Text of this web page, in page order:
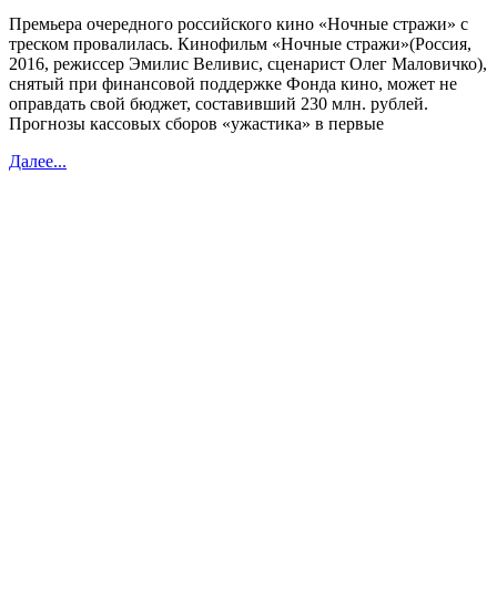
Премьера очередного российского кино «Ночные стражи» с
треском провалилась. Кинофильм «Ночные стражи»(Россия,
2016, режиссер Эмилис Веливис, сценарист Олег Маловичко),
снятый при финансовой поддержке Фонда кино, может не
оправдать свой бюджет, составивший 230 млн. рублей.
Прогнозы кассовых сборов «ужастика» в первые
Далее...